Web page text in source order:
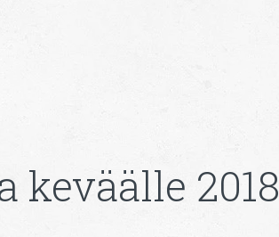
keväälle 2018